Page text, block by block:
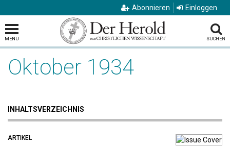
Abonnieren Einloggen
MENU SUCHEN
Oktober 1934
INHALTSVERZEICHNIS
ARTIKEL